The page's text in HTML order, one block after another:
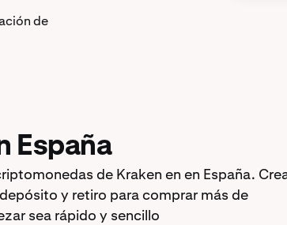
de
España
de Kraken en en España.
y retiro para comprar más de
sea rápido y sencillo